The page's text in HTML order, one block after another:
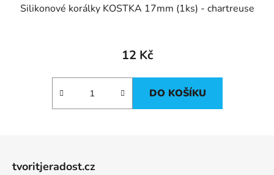
Silikonové korálky KOSTKA 17mm (1ks) - chartreuse
12 Kč
DO KOŠÍKU
tvoritjeradost.cz